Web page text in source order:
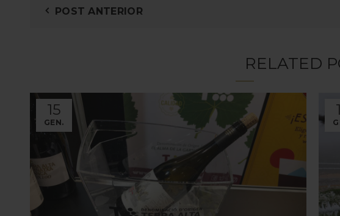
POST ANTERIOR
RELATED
15
GEN.